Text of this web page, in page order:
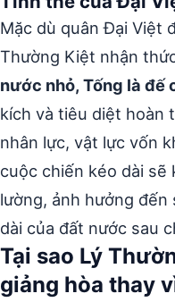
Mặc dù quân Đại Việt
Thường Kiệt nhận
nước nhỏ, Tống là đế
kích và tiêu diệt hoàn
nhân lực, vật lực vốn
cuộc chiến kéo dài sẽ
lường, ảnh hưởng
dài của đất nước sau
Tại sao Lý
giảng hòa thay